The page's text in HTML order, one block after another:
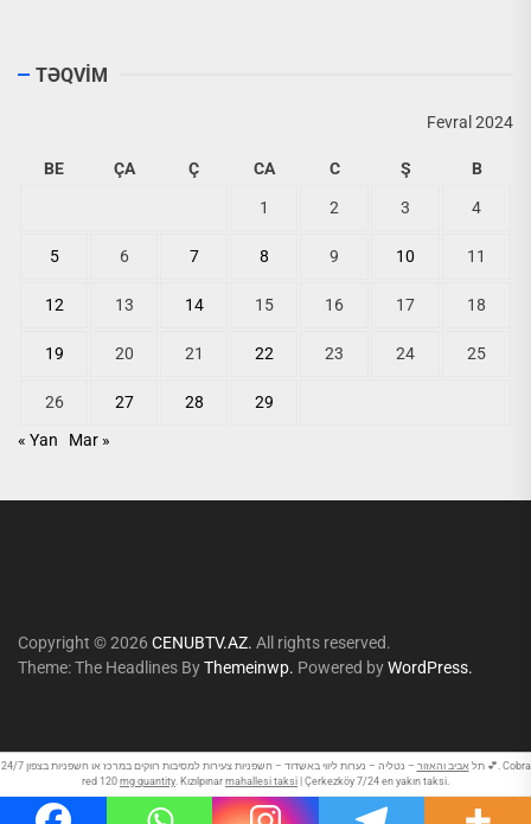
TƏQVİM
Fevral 2024
BE ÇA Ç CA C Ş B
1 2 3 4
5 6 7 8 9 10 11
12 13 14 15 16 17 18
19 20 21 22 23 24 25
26 27 28
29
« Yan
Mar »
Copyright © 2026 CENUBTV.AZ. All rights reserved.
Theme: The Headlines ByThemeinwp. Powered byWordPress.
תלאביב והאזור
– נטליה – נערות ליווי באשדוד – חשפניות צעירות למסיבות רווקים במרכז או חשפניות בצפון 24/7 💕. Cobra
red 120 mg quantity . Kızılpınar mahallesi taksi | Çerkezköy 7/24 en yakın taksi.